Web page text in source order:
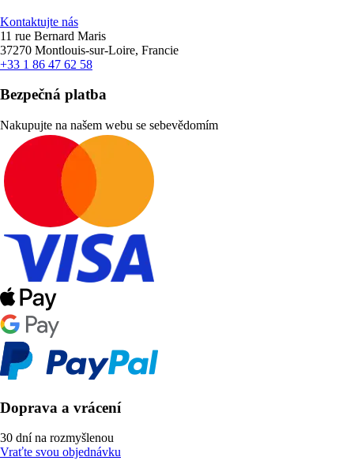
Kontaktujte nás
11 rue Bernard Maris
37270 Montlouis-sur-Loire, Francie
+33 1 86 47 62 58
Bezpečná platba
Nakupujte na našem webu se sebevědomím
Doprava a vrácení
30 dní na rozmyšlenou
Vraťte svou objednávku